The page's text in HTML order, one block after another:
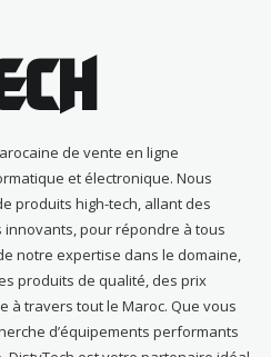
de vente en ligne
et électronique. Nous
produits high-tech, allant des
innovants, pour répondre à tous
notre expertise dans le domaine,
produits de qualité, des prix
à travers tout le Maroc. Que vous
d’équipements performants